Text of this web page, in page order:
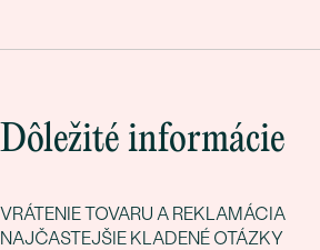
Dôležité informácie
VRÁTENIE TOVARU A REKLAMÁCIA
NAJČASTEJŠIE KLADENÉ OTÁZKY